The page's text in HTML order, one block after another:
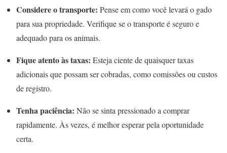
Considere o transporte: Pense em como você levará o gado
para sua propriedade. Verifique se o transporte é seguro e
adequado para os animais.
Fique atento às taxas: Esteja ciente de quaisquer taxas
adicionais que possam ser cobradas, como comissões ou custos
de registro.
Tenha paciência: Não se sinta pressionado a comprar
rapidamente. Às vezes, é melhor esperar pela oportunidade
certa.